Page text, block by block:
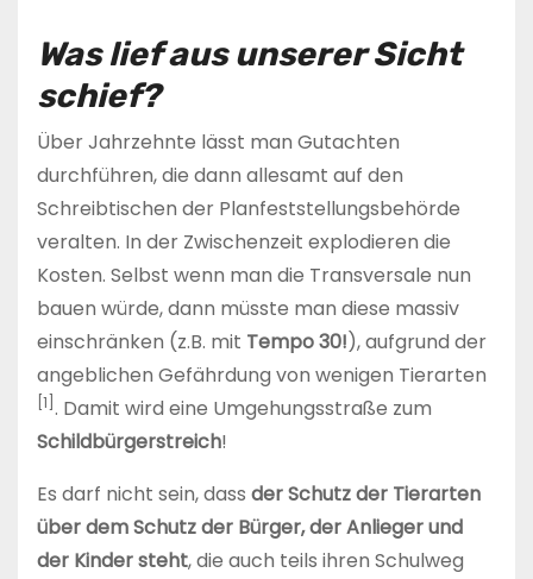
Was lief aus unserer Sicht
schief?
Über Jahrzehnte lässt man Gutachten
durchführen, die dann allesamt auf den
Schreibtischen der Planfeststellungsbehörde
veralten. In der Zwischenzeit explodieren die
Kosten. Selbst wenn man die Transversale nun
bauen würde, dann müsste man diese massiv
einschränken (z.B. mit Tempo 30!), aufgrund der
angeblichen Gefährdung von wenigen Tierarten
[1] . Damit wird eine Umgehungsstraße zum
Schildbürgerstreich!
Es darf nicht sein, dass der Schutz der Tierarten
über dem Schutz der Bürger, der Anlieger und
der Kinder steht, die auch teils ihren Schulweg